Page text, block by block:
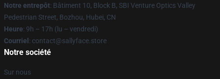
Notre entrepôt: Bâtiment 10, Block B, SBI Venture Optics Valley
Pedestrian Street, Bozhou, Hubei, CN
Heure: 9h – 17h (lu – vendredi)
Courriel : contact@sallyface.store
Notre société
Sur nous